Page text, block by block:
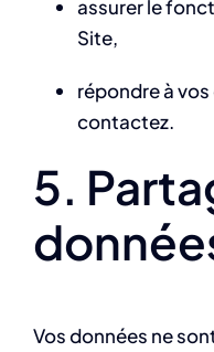
assurer le
Site,
répondre à
contactez.
5.
Vos données ne